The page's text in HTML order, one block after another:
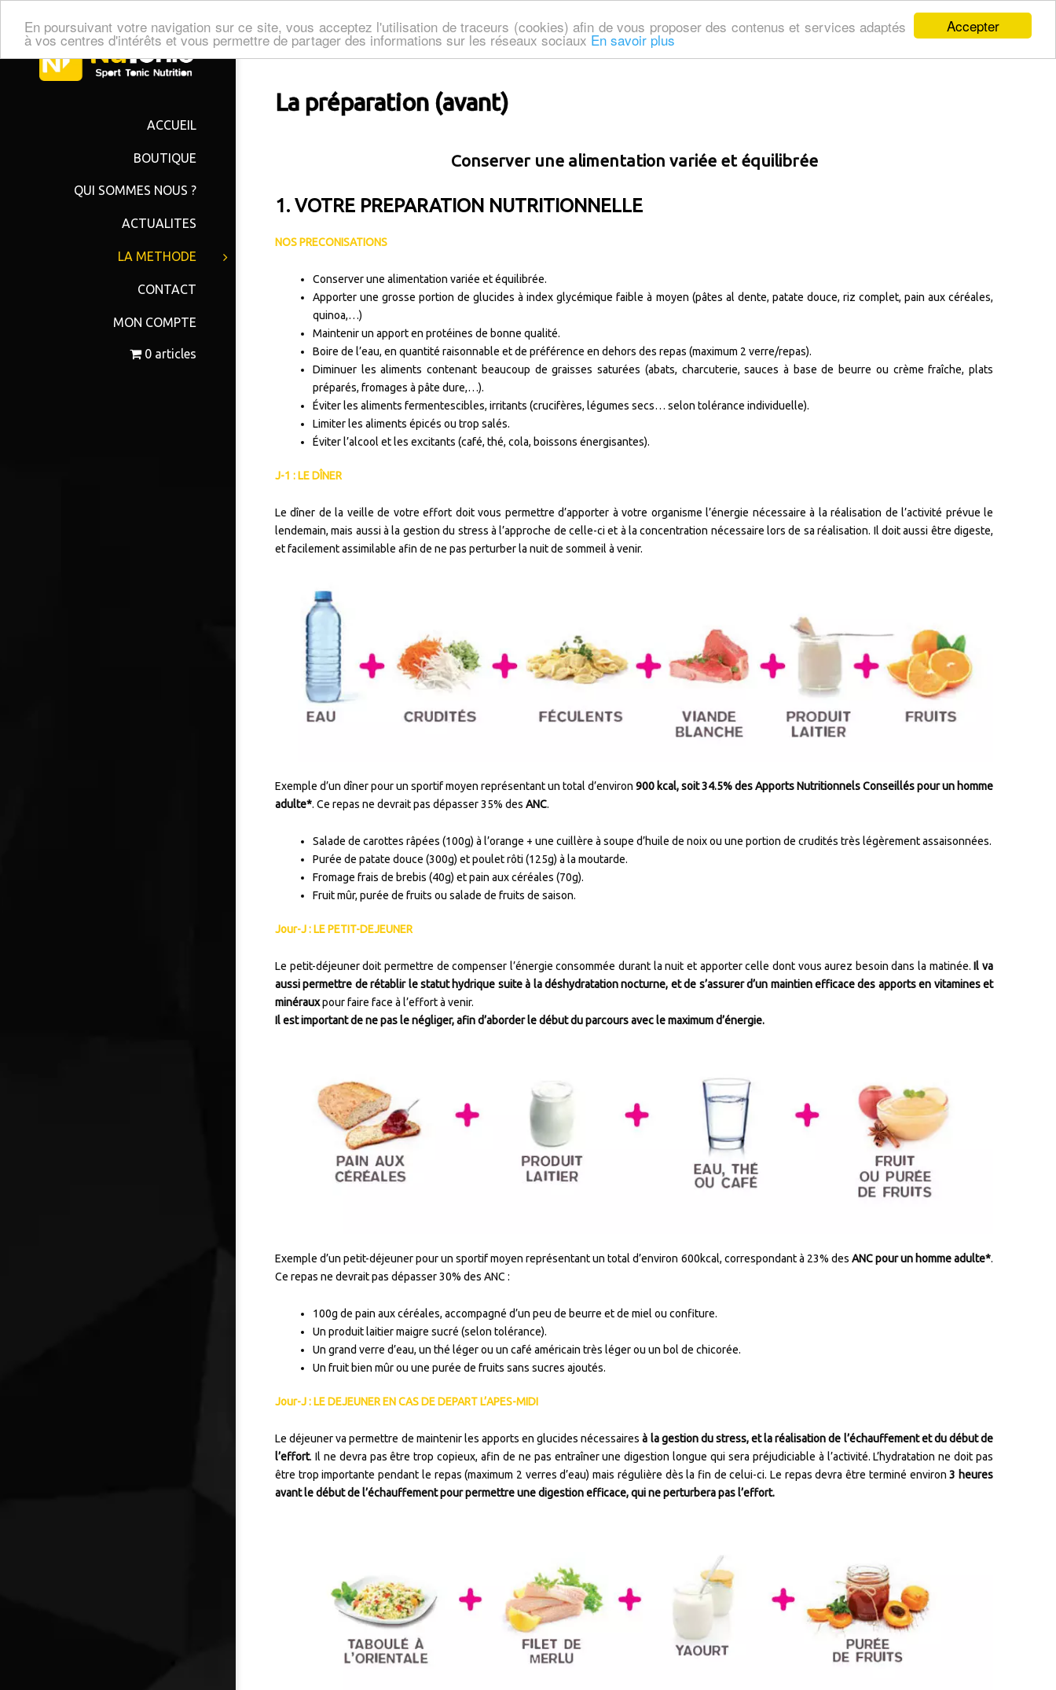
Accepter
En poursuivant votre navigation sur ce site, vous acceptez l'utilisation de traceurs (cookies) afin de vous proposer des contenus et services adaptés
à vos centres d'intérêts et vous permettre de partager des informations sur les réseaux sociaux En savoir plus
ACCUEIL
BOUTIQUE
QUI SOMMES NOUS ?
ACTUALITES
LA METHODE
CONTACT
MON COMPTE
0 articles
La préparation (avant)
Conserver une alimentation variée et équilibrée
1. VOTRE PREPARATION NUTRITIONNELLE
NOS PRECONISATIONS
Conserver une alimentation variée et équilibrée.
Apporter une grosse portion de glucides à index glycémique faible à moyen (pâtes al dente, patate douce, riz complet, pain aux céréales,
quinoa,…)
Maintenir un apport en protéines de bonne qualité.
Boire de l’eau, en quantité raisonnable et de préférence en dehors des repas (maximum 2 verre/repas).
Diminuer les aliments contenant beaucoup de graisses saturées (abats, charcuterie, sauces à base de beurre ou crème fraîche, plats
préparés, fromages à pâte dure,…).
Éviter les aliments fermentescibles, irritants (crucifères, légumes secs… selon tolérance individuelle).
Limiter les aliments épicés ou trop salés.
Éviter l’alcool et les excitants (café, thé, cola, boissons énergisantes).
J-1 : LE DÎNER
Le dîner de la veille de votre effort doit vous permettre d’apporter à votre organisme l’énergie nécessaire à la réalisation de l’activité prévue le
lendemain, mais aussi à la gestion du stress à l’approche de celle-ci et à la concentration nécessaire lors de sa réalisation. Il doit aussi être digeste,
et facilement assimilable afin de ne pas perturber la nuit de sommeil à venir.
Exemple d’un dîner pour un sportif moyen représentant un total d’environ 900 kcal, soit 34.5% des Apports Nutritionnels Conseillés pour un homme
adulte*. Ce repas ne devrait pas dépasser 35% des ANC.
Salade de carottes râpées (100g) à l’orange + une cuillère à soupe d’huile de noix ou une portion de crudités très légèrement assaisonnées.
Purée de patate douce (300g) et poulet rôti (125g) à la moutarde.
Fromage frais de brebis (40g) et pain aux céréales (70g).
Fruit mûr, purée de fruits ou salade de fruits de saison.
Jour-J : LE PETIT-DEJEUNER
Le petit-déjeuner doit permettre de compenser l’énergie consommée durant la nuit et apporter celle dont vous aurez besoin dans la matinée.Il va
aussi permettre de rétablir le statut hydrique suite à la déshydratation nocturne, et de s’assurer d’un maintien efficace des apports en vitamines et
minérauxpour faire face à l’effort à venir.
Il est important de ne pas le négliger, afin d’aborder le début du parcours avec le maximum d’énergie.
Exemple d’un petit-déjeuner pour un sportif moyen représentant un total d’environ 600kcal, correspondant à 23% des ANC pour un homme adulte*.
Ce repas ne devrait pas dépasser 30% des ANC :
100g de pain aux céréales, accompagné d’un peu de beurre et de miel ou confiture.
Un produit laitier maigre sucré (selon tolérance).
Un grand verre d’eau, un thé léger ou un café américain très léger ou un bol de chicorée.
Un fruit bien mûr ou une purée de fruits sans sucres ajoutés.
Jour-J : LE DEJEUNER EN CAS DE DEPART L’APES-MIDI
Le déjeuner va permettre de maintenir les apports en glucides nécessairesà la gestion du stress, et la réalisation de l’échauffement et du début de
l’effort. Il ne devra pas être trop copieux, afin de ne pas entraîner une digestion longue qui sera préjudiciable à l’activité. L’hydratation ne doit pas
être trop importante pendant le repas (maximum 2 verres d’eau) mais régulière dès la fin de celui-ci. Le repas devra être terminé environ3 heures
avant le début de l’échauffement pour permettre une digestion efficace, qui ne perturbera pas l’effort.